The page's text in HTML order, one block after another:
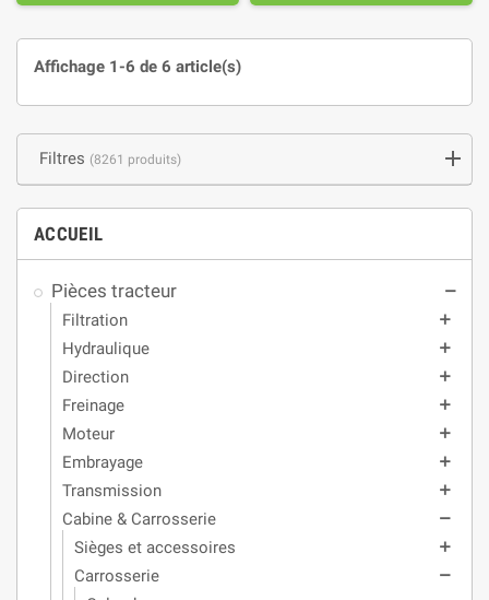
Filtres (8261 produits)
ACCUEIL
Pièces tracteur remove
Filtration add
Hydraulique add
Direction add
Freinage add
Moteur add
Embrayage add
Transmission add
Cabine & Carrosserie remove
Sièges et accessoires add
Carrosserie remove
Affichage 1-6 de 6 article(s)